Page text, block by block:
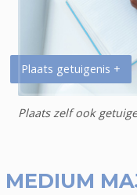
Plaats getuigenis +
Plaats zelf ook
MEDIUM